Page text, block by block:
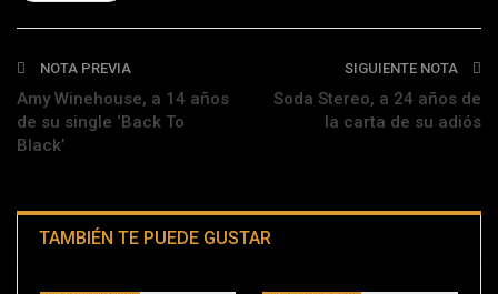
Telegram
NOTA PREVIA
Amy Winehouse, a 14 años
de su single ‘Back To
Black’
SIGUIENTE NOTA
Soda Stereo, a 24 años de
la carta de su adiós
TAMBIÉN TE PUEDE GUSTAR